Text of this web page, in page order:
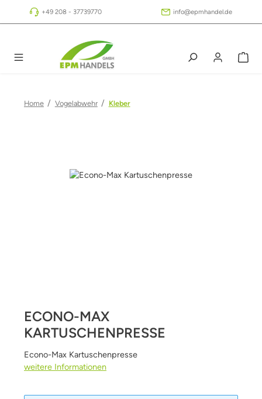
Zum Hauptinhalt springen
+49 208 - 37739770 info@epmhandel.de
Home / Vogelabwehr / Kleber
Bildergalerie überspringen
ECONO-MAX
KARTUSCHENPRESSE
Econo-Max Kartuschenpresse
weitere Informationen